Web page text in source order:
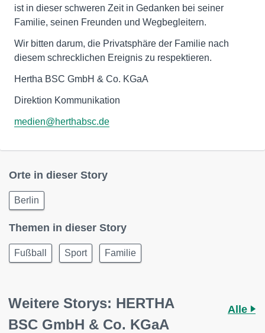
ist in dieser schweren Zeit in Gedanken bei seiner
Familie, seinen Freunden und Wegbegleitern.
Wir bitten darum, die Privatsphäre der Familie nach
diesem schrecklichen Ereignis zu respektieren.
Hertha BSC GmbH & Co. KGaA
Direktion Kommunikation
medien@herthabsc.de
Orte in dieser Story
Berlin
Themen in dieser Story
Fußball Sport Familie
Weitere Storys: HERTHA
BSC GmbH & Co. KGaA
Alle